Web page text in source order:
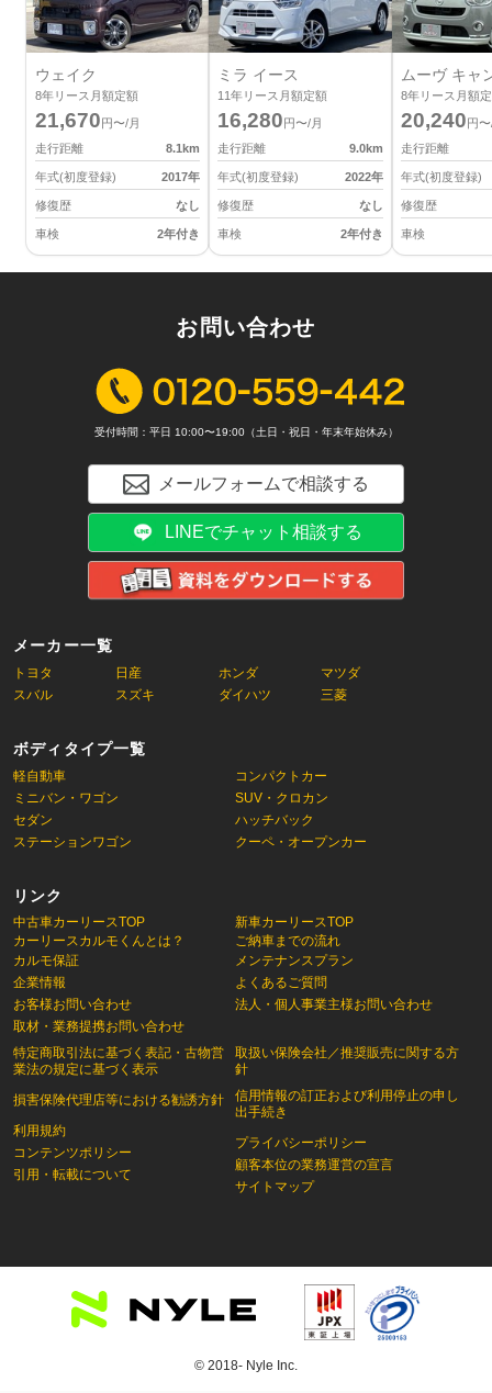
ウェイク
8年リース月額定額
21,670円〜/月
走行距離
8.1km
年式(初度登録) 2017年
修復歴 なし
車検 2年付き
ミラ イース
11年リース月額定額
16,280円〜/月
走行距離
9.0km
年式(初度登録) 2022年
修復歴 なし
車検 2年付き
ムーヴ キャ
8年リース月額
20,240円
走行距離
年式(初度登録)
修復歴
車検
メーカー一覧
トヨタ 日産 ホンダ
マツダ
スバル
スズキ ダイハツ 三菱
ボディタイプ一覧
軽自動車
コンパクトカー
ミニバン・ワゴン
SUV・クロカン
セダン
ハッチバック
ステーションワゴン
クーペ・オープンカー
リンク
中古車カーリースTOP
カーリースカルモくんとは？
新車カーリースTOP
ご納車までの流れ
カルモ保証
企業情報
お客様お問い合わせ
取材・業務提携お問い合わせ
特定商取引法に基づく表記・古物営
業法の規定に基づく表示
損害保険代理店等における勧誘方針
利用規約
コンテンツポリシー
引用・転載について
メンテナンスプラン
よくあるご質問
法人・個人事業主様お問い合わせ
取扱い保険会社／推奨販売に関する方
針
信用情報の訂正および利用停止の申し
出手続き
プライバシーポリシー
顧客本位の業務運営の宣言
サイトマップ
お問い合わせ
受付時間：平日 10:00〜19:00（土日・祝日・年末年始休み）
メールフォームで相談する
LINEでチャット相談する
© 2018- Nyle Inc.